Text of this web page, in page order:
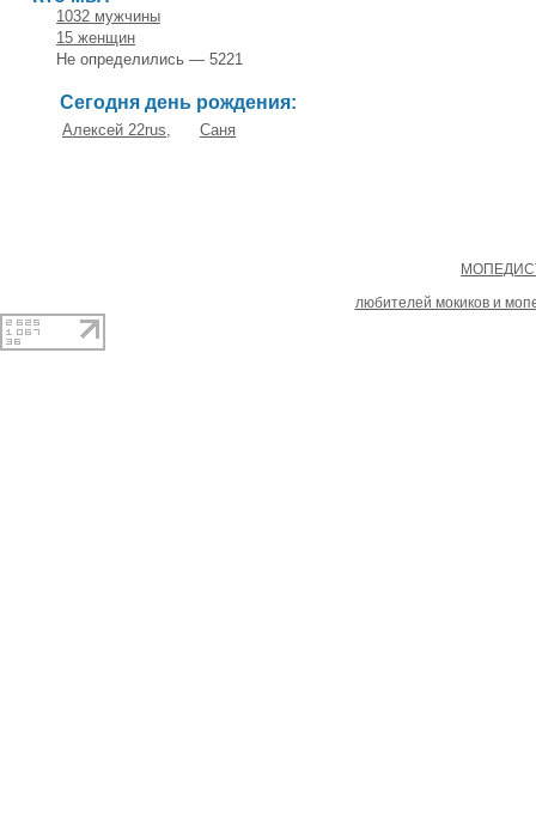
1032 мужчины
15 женщин
Не определились — 5221
Сегодня день рождения:
Алексей 22rus, Саня
любителей мокиков и